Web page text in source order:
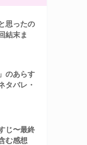
思ったの
結末ま
のあらす
タバレ・
じ〜最終
む感想